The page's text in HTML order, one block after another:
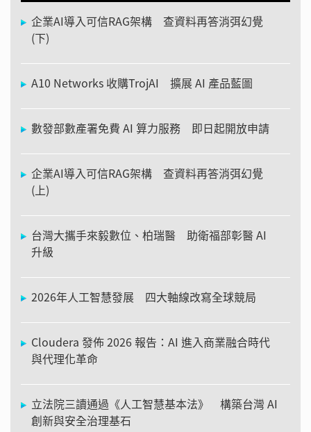
企業AI導入可信RAG架構 查資料再答消弭幻覺
(下)
A10 Networks 收購TrojAI 擴展 AI 產品藍圖
數發部數產署免費 AI 算力服務 即日起開放申請
企業AI導入可信RAG架構 查資料再答消弭幻覺
(上)
台灣大攜手來毅數位、柏瑞醫 助衛福部彰醫 AI
升級
2026年人工智慧發展 四大軸線改寫全球競局
Cloudera 發佈 2026 報告：AI 進入商業融合時代
與代理化革命
立法院三讀通過《人工智慧基本法》 構築台灣 AI
創新與安全治理基石